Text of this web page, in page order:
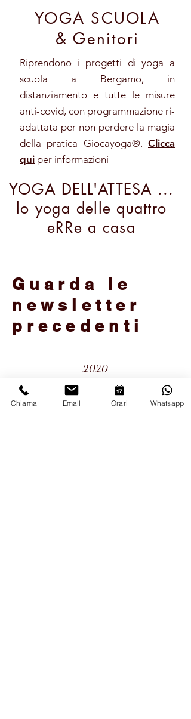
YOGA SCUOLA
& Genitori
Riprendono i progetti di yoga a
scuola a Bergamo, in
distanziamento e tutte le misure
anti-covid, con programmazione ri-
adattata per non perdere la magia
della pratica Giocayoga®️. Clicca
qui per informazioni
YOGA DELL'ATTESA ...
lo yoga delle quattro
eRRe a casa
Guarda le
newsletter
precedenti
2020
Novembre2020 - nr. 1
Dicembre 2020 - nr. 2
Chiama Email Orari Whatsapp